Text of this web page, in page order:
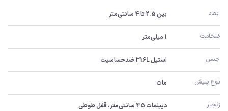
ابعاد بین 2.5 تا 4 سانتی‌متر
ضخامت 1 میلی‌متر
جنس استیل 316L ضدحساسیت
نوع پلیش مات
زنجیر دیپلمات 45 سانتی‌متر، قفل طوطی